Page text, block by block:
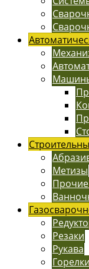
Метизы
Прочие
Резаки
Рукава
Горелки